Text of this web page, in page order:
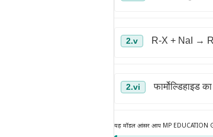
2.v R-X + NaI →
2.vi फार्मोल्डिहाइड
यह मॉडल आंसर आप MP EDUCATION